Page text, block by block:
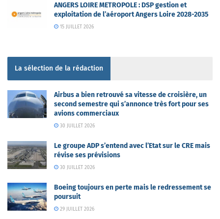
ANGERS LOIRE METROPOLE : DSP gestion et
exploitation de l’aéroport Angers Loire 2028-2035
15 JUILLET 2026
La sélection de la rédaction
Airbus a bien retrouvé sa vitesse de croisière, un
second semestre qui s’annonce très fort pour ses
avions commerciaux
30 JUILLET 2026
Le groupe ADP s’entend avec l’Etat sur le CRE mais
révise ses prévisions
30 JUILLET 2026
Boeing toujours en perte mais le redressement se
poursuit
29 JUILLET 2026